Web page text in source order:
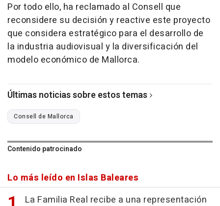
Por todo ello, ha reclamado al Consell que
reconsidere su decisión y reactive este proyecto
que considera estratégico para el desarrollo de
la industria audiovisual y la diversificación del
modelo económico de Mallorca.
Últimas noticias sobre estos temas
Consell de Mallorca
Contenido patrocinado
Lo más leído en Islas Baleares
La Familia Real recibe a una representación